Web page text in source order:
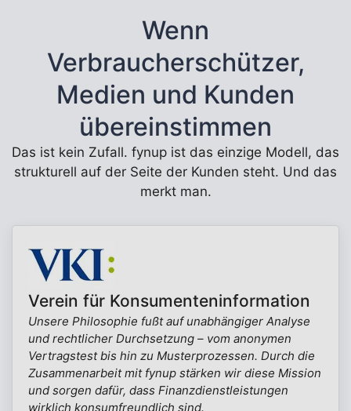
Wenn
Verbraucherschützer,
Medien und Kunden
übereinstimmen
Das ist kein Zufall. fynup ist das einzige Modell, das
strukturell auf der Seite der Kunden steht. Und das
merkt man.
Verein für Konsumenteninformation
Unsere Philosophie fußt auf unabhängiger Analyse
und rechtlicher Durchsetzung – vom anonymen
Vertragstest bis hin zu Musterprozessen. Durch die
Zusammenarbeit mit fynup stärken wir diese Mission
und sorgen dafür, dass Finanzdienstleistungen
wirklich konsumfreundlich sind.